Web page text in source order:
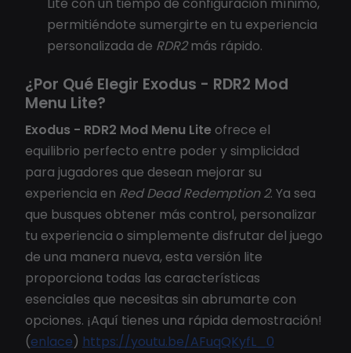
Lite con un tiempo de configuración mínimo,
permitiéndote sumergirte en tu experiencia
personalizada de RDR2más rápido.
¿Por Qué Elegir Exodus - RDR2 Mod
Menu Lite?
Exodus - RDR2 Mod Menu Lite ofrece el
equilibrio perfecto entre poder y simplicidad
para jugadores que desean mejorar su
experiencia en Red Dead Redemption 2. Ya sea
que busques obtener más control, personalizar
tu experiencia o simplemente disfrutar del juego
de una manera nueva, esta versión lite
proporciona todas las características
esenciales que necesitas sin abrumarte con
opciones. ¡Aquí tienes una rápida demostración!
(enlace) https://youtu.be/AFuqQKyfL_0